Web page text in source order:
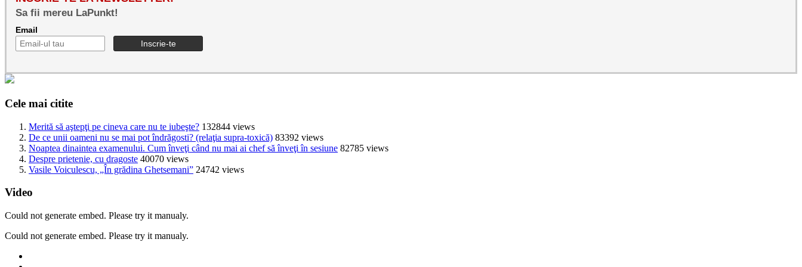
Sa fii mereu LaPunkt!
Email
Cele mai citite
Merită să aştepţi pe cineva care nu te iubeşte? 132844 views
De ce unii oameni nu se mai pot îndrăgosti? (relaţia supra-toxică) 83392 views
Noaptea dinaintea examenului. Cum înveţi când nu mai ai chef să înveţi în sesiune 82785 views
Despre prietenie, cu dragoste 40070 views
Vasile Voiculescu, „În grădina Ghetsemani” 24742 views
Video
Could not generate embed. Please try it manualy.
Could not generate embed. Please try it manualy.